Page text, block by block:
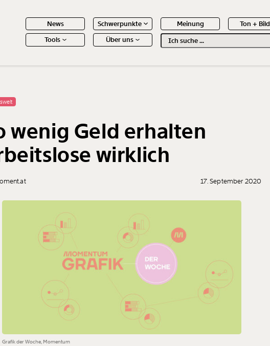
News Schwerpunkte Meinung Ton + Bild
Tools
Über uns
Inhalte
wenig Geld erhalten
wirklich
17. September 2020
Grafik der Woche, Momentum